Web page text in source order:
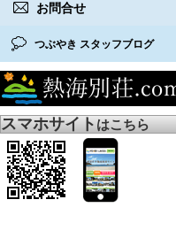
お問合せ
つぶやき スタッフブログ
スマホサイトはこちら